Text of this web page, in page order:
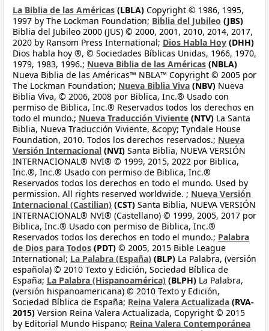
La Biblia de las Américas (LBLA) Copyright © 1986, 1995,
1997 by The Lockman Foundation; Biblia del Jubileo (JBS)
Biblia del Jubileo 2000 (JUS) © 2000, 2001, 2010, 2014, 2017,
2020 by Ransom Press International; Dios Habla Hoy (DHH)
Dios habla hoy ®, © Sociedades Bíblicas Unidas, 1966, 1970,
1979, 1983, 1996.; Nueva Biblia de las Américas (NBLA)
Nueva Biblia de las Américas™ NBLA™ Copyright © 2005 por
The Lockman Foundation; Nueva Biblia Viva (NBV) Nueva
Biblia Viva, © 2006, 2008 por Biblica, Inc.® Usado con
permiso de Biblica, Inc.® Reservados todos los derechos en
todo el mundo.; Nueva Traducción Viviente (NTV) La Santa
Biblia, Nueva Traducción Viviente, &copy; Tyndale House
Foundation, 2010. Todos los derechos reservados.; Nueva
Versión Internacional (NVI) Santa Biblia, NUEVA VERSIÓN
INTERNACIONAL® NVI® © 1999, 2015, 2022 por Biblica,
Inc.®, Inc.® Usado con permiso de Biblica, Inc.®
Reservados todos los derechos en todo el mundo. Used by
permission. All rights reserved worldwide. ; Nueva Versión
Internacional (Castilian) (CST) Santa Biblia, NUEVA VERSIÓN
INTERNACIONAL® NVI® (Castellano) © 1999, 2005, 2017 por
Biblica, Inc.® Usado con permiso de Biblica, Inc.®
Reservados todos los derechos en todo el mundo.; Palabra
de Dios para Todos (PDT) © 2005, 2015 Bible League
International; La Palabra (España) (BLP) La Palabra, (versión
española) © 2010 Texto y Edición, Sociedad Bíblica de
España; La Palabra (Hispanoamérica) (BLPH) La Palabra,
(versión hispanoamericana) © 2010 Texto y Edición,
Sociedad Bíblica de España; Reina Valera Actualizada (RVA-
2015) Version Reina Valera Actualizada, Copyright © 2015
by Editorial Mundo Hispano; Reina Valera Contemporánea